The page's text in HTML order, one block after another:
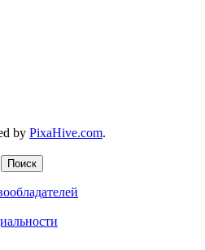
by PixaHive.com.